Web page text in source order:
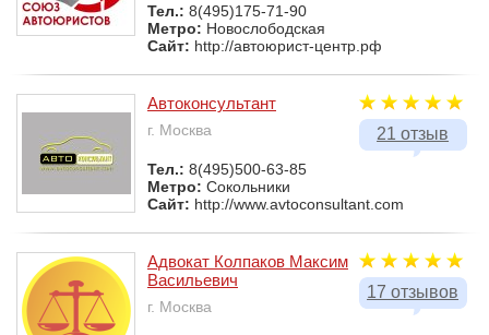
Тел.: 8(495)175-71-90
Метро: Новослободская
Сайт: http://автоюрист-центр.рф
21 отзыв
Автоконсультант
г. Москва
Тел.: 8(495)500-63-85
Метро: Сокольники
Сайт: http://www.avtoconsultant.com
17 отзывов
Адвокат Колпаков Максим
Васильевич
г. Москва